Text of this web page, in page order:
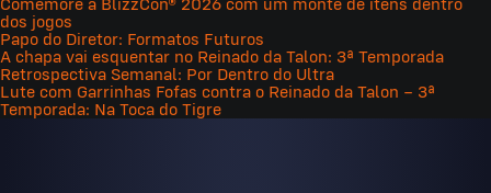
dos jogos
Papo do Diretor: Formatos Futuros
A chapa vai esquentar no Reinado da Talon: 3ª Temporada
Retrospectiva Semanal: Por Dentro do Ultra
Lute com Garrinhas Fofas contra o Reinado da Talon – 3ª
Temporada: Na Toca do Tigre